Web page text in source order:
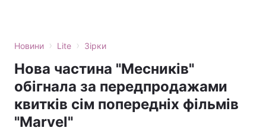
Новини › Lite › Зірки
Нова частина "Месників"
обігнала за передпродажами
квитків сім попередніх фільмів
"Marvel"